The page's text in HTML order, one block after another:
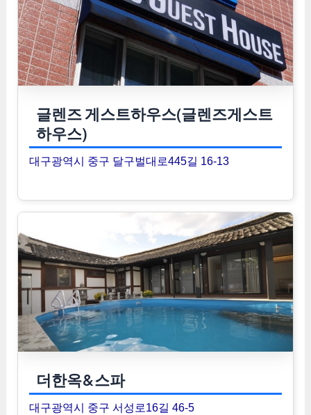
글렌즈 게스트하우스(글렌즈게스트
하우스)
대구광역시 중구 달구벌대로445길 16-13
더한옥&스파
대구광역시 중구 서성로16길 46-5